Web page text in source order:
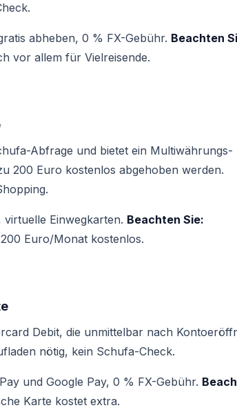
abheben, 0 % FX-Gebühr. Beachten
vor allem für Vielreisende.
Abfrage und bietet ein Multiwährungs-
200 Euro kostenlos abgehoben werden.
Einwegkarten. Beachten Sie:
Euro/Monat kostenlos.
Debit, die unmittelbar nach
nötig, kein Schufa-Check.
und Google Pay, 0 % FX-Gebühr.
Karte kostet extra.